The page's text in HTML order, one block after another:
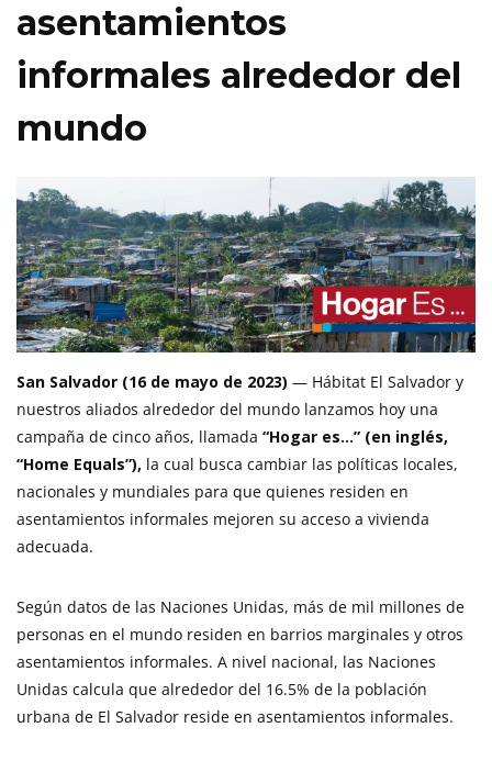
asentamientos
informales alrededor del
mundo
San Salvador (16 de mayo de 2023) — Hábitat El Salvador y
nuestros aliados alrededor del mundo lanzamos hoy una
campaña de cinco años, llamada “Hogar es…” (en inglés,
“Home Equals”), la cual busca cambiar las políticas locales,
nacionales y mundiales para que quienes residen en
asentamientos informales mejoren su acceso a vivienda
adecuada.
Según datos de las Naciones Unidas, más de mil millones de
personas en el mundo residen en barrios marginales y otros
asentamientos informales. A nivel nacional, las Naciones
Unidas calcula que alrededor del 16.5% de la población
urbana de El Salvador reside en asentamientos informales.